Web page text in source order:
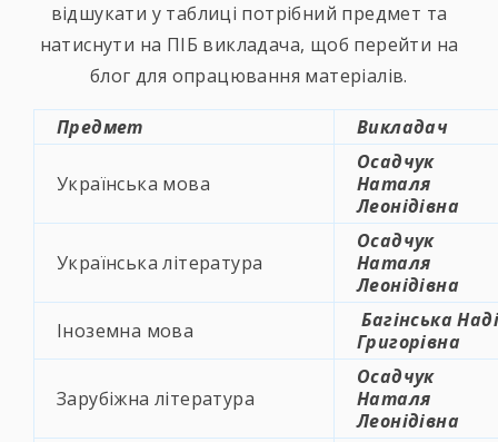
відшукати у таблиці потрібний предмет та
натиснути на ПІБ викладача, щоб перейти на
блог для опрацювання матеріалів.
Предмет Викладач
Українська мова
Осадчук
Наталя
Леонідівна
Українська література
Осадчук
Наталя
Леонідівна
Іноземна мова
Багінська
Григорівна
Зарубіжна література
Осадчук
Наталя
Леонідівна